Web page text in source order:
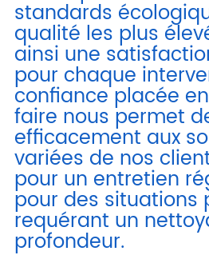
standards
qualité les plus
ainsi une
pour chaque
confiance placée
faire nous permet
efficacement aux
variées de nos
pour un entretien
pour des situations
requérant un
profondeur.